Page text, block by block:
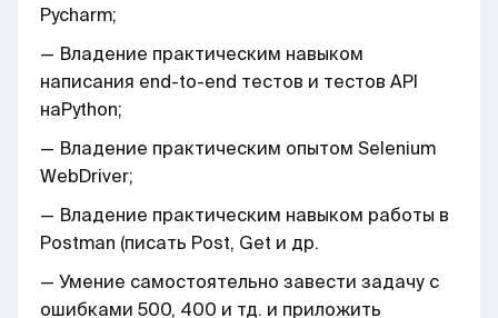
Pycharm;
— Владение практическим навыком
написания end-to-end тестов и тестов API
наPython;
— Владение практическим опытом Selenium
WebDriver;
— Владение практическим навыком работы в
Postman (писать Post, Get и др.
— Умение самостоятельно завести задачу с
ошибками 500, 400 и тд. и приложить